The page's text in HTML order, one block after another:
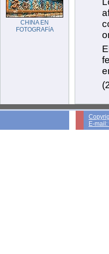
CHINA EN
FOTOGRAFíA
E-